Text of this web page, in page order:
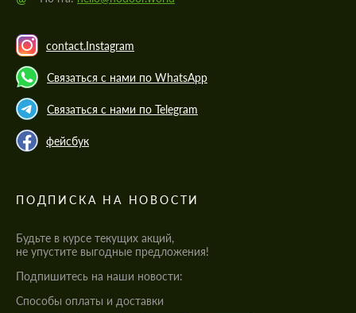
contact.Instagram
Связаться с нами по WhatsApp
Связаться с нами по Telegram
фейсбук
ПОДПИСКА НА НОВОСТИ
Будьте в курсе текущих акций,
не упустите выгодные предложения!
Подпишитесь на наши новости:
Cпособы оплаты и доставки